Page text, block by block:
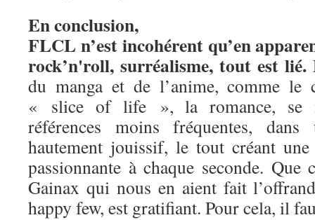
En conclusion,
FLCL n’est incohérent qu’en
rock’n'roll, surréalisme, tout est lié.
du manga et de l’anime, comme le
« slice of life », la romance, se
références moins fréquentes,
hautement jouissif, le tout créant
passionnante à chaque seconde.
Gainax qui nous en aient fait
happy few, est gratifiant. Pour cela, il